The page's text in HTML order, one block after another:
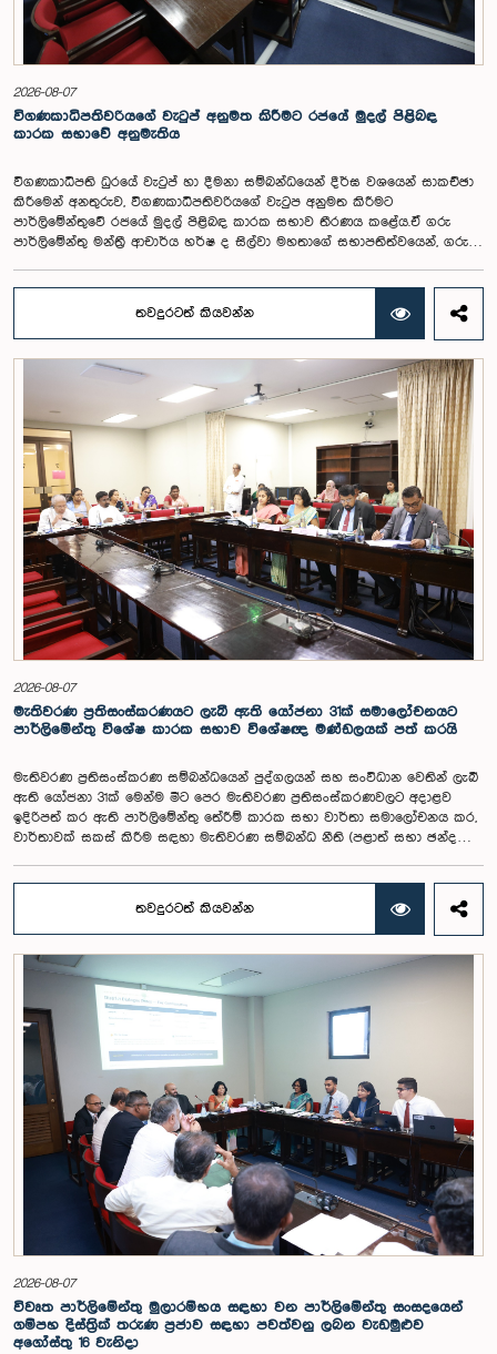
2026-08-07
විගණකාධිපතිවරියගේ වැටුප් අනුමත කිරීමට රජයේ මුදල් පිළිබඳ
කාරක සභාවේ අනුමැතිය
විගණකාධිපති ධුරයේ වැටුප් හා දීමනා සම්බන්ධයෙන් දීර්ඝ වශයෙන් සාකච්ඡා
කිරීමෙන් අනතුරුව, විගණකාධිපතිවරියගේ වැටුප අනුමත කිරීමට
පාර්ලිමේන්තුවේ රජයේ මුදල් පිළිබඳ කාරක සභාව තීරණය කළේය.ඒ ගරු
පාර්ලිමේන්තු මන්ත්‍රී ආචාර්ය හර්ෂ ද සිල්වා මහතාගේ සභාපතිත්වයෙන්, ගරු
බස්නායක, එම්.කේ.එම්. අස්ලම්, තිලිණ සමරකෝන් සහ චම්පික හෙට්ටිආරච්චි
යන මහත්ම මහත්මීන්ගේ සහභාගීත්වයෙන් මෙම කාරක සභාව
පාර්ලිමේන්තුවේදී පසුගියදා (04) රැස්වූ අවස්ථාවේදීය. ශ්‍රී ලංකා ප්‍රජාතාන්ත්‍රික
සමාජවාදී ජනරජයේ ආණ්ඩුක්‍රම ව්‍යවස්ථාවේ 153(2) ව්‍යවස්ථාව ප්‍රකාරව
විගණකාධිපති ධුරයේ වැටුප් සම්බන්ධයෙන් අදාළ යෝජනාව කාරක සභාවේ
අවධානයට යොමු කර තිබිණි.එහිදී විගණකාධිපතිවරියගේ වගකීම්, රාජ්‍ය මූල්‍ය
අධීක්ෂණය හා විගණන ක්ෂේත්‍රයේ ස්වාධීනත්වය ඇතුළු කරුණු සැලකිල්ලට
ගනිමින් වැටුප් මට්ටම පිළිබඳව කාරක සභා සභාපතිවරයා ඇතුළු මන්ත්‍රීවරුන්
විසින් අදහස් හා යෝජනා ඉදිරිපත් කරන ලදී. ආණ්ඩුක්‍රම ව්‍යස්ථාවේ 170 වෙනි
ව්‍යවස්ථාව ප්‍රකාරව විගණකාධිපති රාජ්‍ය සේවකයකු නොවන බවත් පවත්නා
රාජ්‍ය වැටුප් පරිමාණයෙන් බැහැරව විගණකාධිපතිවරයාගේ වැටුප සඳහා
විශේෂ සැලකිල්ලක් යොමු කළ හැකි බවත් මෙහිදි වැඩිදුරටත් අදහස් දක්වමින්
කාරක සභාව පවසා සිටියේය. යොජිත වැටුප, මීට පෙර සිටි
විගණකාධිපතිවරුන්ගේ වැටුප් ද සලකා බලමින් මෙම තිරණයට එළඹුණ බව
නිලධාරීන් විසින් පවසන ලදී. මිට පෙර, එය ජාතික වැටුප් හා සේවක සංඛ්‍යා
කොමිෂන් සභාවෙන් තිරණය කළ ද වර්තමානයේ එවැනි කොමිසමක් නොමැති
බවත් නිලධාරීහු සදහන් කළහ.විගණකාධිපතිවරිය සඳහා යෝජිත වැටුප්
මට්ටම අනුමත කළ ද, එම තනතුරට පැවරී ඇති වගකීම් සහ කාර්යභාරය
සැලකිල්ලට ගනිමින් වැටුප තවදුරටත් ඉහළ මට්ටමක පැවතිය යුතු බවට කාරක
සභා සභාපතිවරයා ඇතුළු මන්ත්‍රීවරුන්ගේ අදහස විය. ඒ අනුව, අදාළ වැටුප්
මට්ටම සම්බන්ධයෙන් ඉදිරියේදී තවදුරටත් අවධානය යොමු කර අවශ්‍ය තීරණ
ගැනීමේ අවශ්‍යතාව ද කාරක සභාවේදී පෙන්වා දුන් අතර ස්ථිර සහ ස්වධින
වැටුප් හා සේවක සංඛ්‍යා කොමිෂන් සභාවක් ස්ථාපිත කරන ලෙස කාරක
තවදුරටත් කියවන්න
2026-08-07
මැතිවරණ ප්‍රතිසංස්කරණයට ලැබී ඇති යෝජනා 31ක් සමාලෝචනයට
පාර්ලිමේන්තු විශේෂ කාරක සභාව විශේෂඥ මණ්ඩලයක් පත් කරයි
මැතිවරණ ප්‍රතිසංස්කරණ සම්බන්ධයෙන් පුද්ගලයන් සහ සංවිධාන වෙතින් ලැබී
ඇති යෝජනා 31ක් මෙන්ම මීට පෙර මැතිවරණ ප්‍රතිසංස්කරණවලට අදාළව
ඉදිරිපත් කර ඇති පාර්ලිමේන්තු තේරීම් කාරක සභා වාර්තා සමාලෝචනය කර,
වාර්තාවක් සකස් කිරීම සඳහා මැතිවරණ සම්බන්ධ නීති (පළාත් සභා ඡන්ද
කාරක සභාව රාජ්‍ය පරිපාලන, පළාත් සභා සහ පළාත් පාලන ගරු අමාත්‍ය
මහාචාර්ය ඒ.එච්.එම්.එච්. අබයරත්න මහතාගේ සභාපතිත්වයෙන්
පාර්ලිමේන්තුවේදී පසුගියදා රැස් වූ අවස්ථාවේදීය.එහිදී 2004, 2007 සහ 2022
වසරවල පාර්ලිමේන්තු තේරීම් කාරක සභා වාර්තා මෙන්ම පුද්ගලයන් හා
සංවිධාන විසින් ඉදිරිපත් කර ඇති යෝජනා 31ක් පදනම් කර ගනිමින් මැතිවරණ
ප්‍රතිසංස්කරණ සම්බන්ධයෙන් දීර්ඝ ලෙස සාකච්ඡා කෙරිණි.සාකච්ඡාවේදී පළාත්
පාලන මැතිවරණ ක්‍රමය සඳහා මිශ්‍ර මැතිවරණ ක්‍රමයක් හඳුන්වා දීම, සුළු පක්ෂ
හා සුළුතර කණ්ඩායම්වල නියෝජනය තහවුරු කිරීම, කාන්තා නියෝජනය
වැඩිදියුණු කිරීම, විද්‍යුත් ඡන්ද ක්‍රමවේදයක් හඳුන්වා දීම සහ කල්තියා ඡන්දය
ප්‍රකාශ කිරීමේ පහසුකම් සැලසීම ඇතුළු යෝජනා පිළිබඳව අවධානය යොමු
විය. එමෙන්ම විදේශගත ශ්‍රී ලාංකිකයන්ට ඡන්ද අයිතිය ලබාදීම සම්බන්ධයෙන්
වන යෝජනා පිළිබඳව ද සලකා බැලුණු අතර, ඒ සඳහා අවශ්‍ය නීතිමය හා
පරිපාලනමය ප්‍රතිපාදන පිළිබඳ වැඩිදුර අධ්‍යයනය කිරීමේ අවශ්‍යතාව
අවධාරණය කෙරිණි.කාරක සභාව විසින් පත් කළ විශේෂඥ මණ්ඩලය මඟින්
ලැබී ඇති යෝජනා 31 සහ පූර්ව පාර්ලිමේන්තු තේරීම් කාරක සභා වාර්තා
විශ්ලේෂණය කර ප්‍රායෝගික නිර්දේශ සහිත වාර්තාවක් සකස් කිරීමට නියමිත
අතර, එම නිර්දේශ සමාලෝචනය කිරීම සඳහා ඉදිරි කටයුතු සිදු කිරීමට කාරක
සභාව තීරණය කළේය.මෙම රැස්වීමට කාරක සභා සාමාජික ගරු අමාත්‍ය
ආචාර්ය උපාලි පන්නිලගේ මහතා සහ ගරු පාර්ලිමේන්තු මන්ත්‍රීවරුන් වන රවී
කරුණානායක, රුවන්තිලක ජයකොඩි සහ කදිරවේලු ෂන්මුගම් කුගදාසන් යන
මහත්වරු සහභාගී වූහ.
තවදුරටත් කියවන්න
2026-08-07
විවෘත පාර්ලිමේන්තු මුලාරම්භය සඳහා වන පාර්ලිමේන්තු සංසදයෙන්
ගම්පහ දිස්ත්‍රික් තරුණ ප්‍රජාව සඳහා පවත්වනු ලබන වැඩමුළුව
අගෝස්තු 16 වැනිදා